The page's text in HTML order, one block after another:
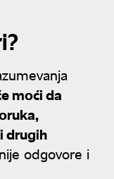
moći da
drugih
odgovore i